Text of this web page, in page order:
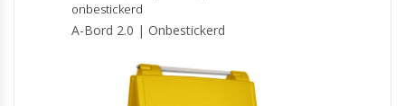
onbestickerd
A-Bord 2.0 | Onbestickerd